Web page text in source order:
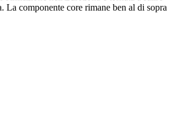
La componente core rimane ben al di sopra